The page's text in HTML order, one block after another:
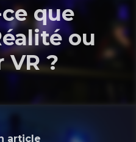
que
ou
VR ?
article